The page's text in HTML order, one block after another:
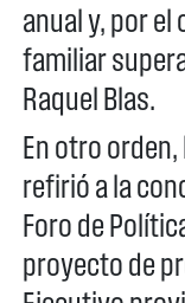
anual y, por el
familiar
Raquel Blas.
En otro
refirió a la
Foro de
proyecto de